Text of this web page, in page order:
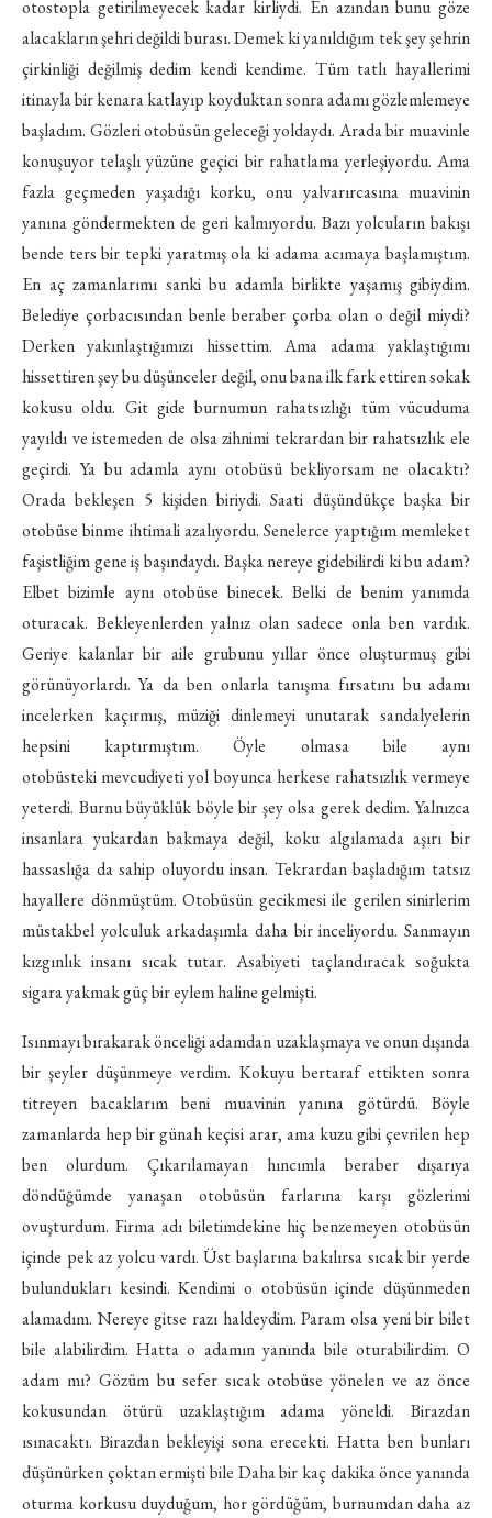
otostopla getirilmeyecek kadar kirliydi. En azından bunu göze
alacakların şehri değildi burası. Demek ki yanıldığım tek şey şehrin
çirkinliği değilmiş dedim kendi kendime. Tüm tatlı hayallerimi
itinayla bir kenara katlayıp koyduktan sonra adamı gözlemlemeye
başladım. Gözleri otobüsün geleceği yoldaydı. Arada bir muavinle
konuşuyor telaşlı yüzüne geçici bir rahatlama yerleşiyordu. Ama
fazla geçmeden yaşadığı korku, onu yalvarırcasına muavinin
yanına göndermekten de geri kalmıyordu. Bazı yolcuların bakışı
bende ters bir tepki yaratmış ola ki adama acımaya başlamıştım.
En aç zamanlarımı sanki bu adamla birlikte yaşamış gibiydim.
Belediye çorbacısından benle beraber çorba olan o değil miydi?
Derken yakınlaştığımızı hissettim. Ama adama yaklaştığımı
hissettiren şey bu düşünceler değil, onu bana ilk fark ettiren sokak
kokusu oldu. Git gide burnumun rahatsızlığı tüm vücuduma
yayıldı ve istemeden de olsa zihnimi tekrardan bir rahatsızlık ele
geçirdi. Ya bu adamla aynı otobüsü bekliyorsam ne olacaktı?
Orada bekleşen 5 kişiden biriydi. Saati düşündükçe başka bir
otobüse binme ihtimali azalıyordu. Senelerce yaptığım memleket
faşistliğim gene iş başındaydı. Başka nereye gidebilirdi ki bu adam?
Elbet bizimle aynı otobüse binecek. Belki de benim yanımda
oturacak. Bekleyenlerden yalnız olan sadece onla ben vardık.
Geriye kalanlar bir aile grubunu yıllar önce oluşturmuş gibi
görünüyorlardı. Ya da ben onlarla tanışma fırsatını bu adamı
incelerken kaçırmış, müziği dinlemeyi unutarak sandalyelerin
hepsini kaptırmıştım. Öyle olmasa bile aynı
otobüsteki mevcudiyeti yol boyunca herkese rahatsızlık vermeye
yeterdi. Burnu büyüklük böyle bir şey olsa gerek dedim. Yalnızca
insanlara yukardan bakmaya değil, koku algılamada aşırı bir
hassaslığa da sahip oluyordu insan. Tekrardan başladığım tatsız
hayallere dönmüştüm. Otobüsün gecikmesi ile gerilen sinirlerim
müstakbel yolculuk arkadaşımla daha bir inceliyordu. Sanmayın
kızgınlık insanı sıcak tutar. Asabiyeti taçlandıracak soğukta
sigara yakmak güç bir eylem haline gelmişti.
Isınmayı bırakarak önceliği adamdan uzaklaşmaya ve onun dışında
bir şeyler düşünmeye verdim. Kokuyu bertaraf ettikten sonra
titreyen bacaklarım beni muavinin yanına götürdü. Böyle
zamanlarda hep bir günah keçisi arar, ama kuzu gibi çevrilen hep
ben olurdum. Çıkarılamayan hıncımla beraber dışarıya
döndüğümde yanaşan otobüsün farlarına karşı gözlerimi
ovuşturdum. Firma adı biletimdekine hiç benzemeyen otobüsün
içinde pek az yolcu vardı. Üst başlarına bakılırsa sıcak bir yerde
bulundukları kesindi. Kendimi o otobüsün içinde düşünmeden
alamadım. Nereye gitse razı haldeydim. Param olsa yeni bir bilet
bile alabilirdim. Hatta o adamın yanında bile oturabilirdim. O
adam mı? Gözüm bu sefer sıcak otobüse yönelen ve az önce
kokusundan ötürü uzaklaştığım adama yöneldi. Birazdan
ısınacaktı. Birazdan bekleyişi sona erecekti. Hatta ben bunları
düşünürken çoktan ermişti bile Daha bir kaç dakika önce yanında
oturma korkusu duyduğum, hor gördüğüm, burnumdan daha az